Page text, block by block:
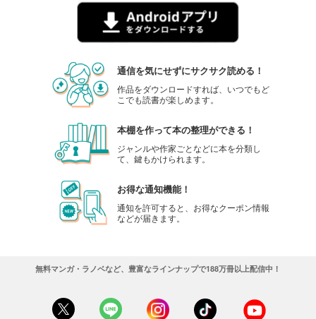
通信を気にせずにサクサク読める！
作品をダウンロードすれば、いつでもど
こでも読書が楽しめます。
本棚を作って本の整理ができる！
ジャンルや作家ごとなどに本を分類し
て、鍵もかけられます。
お得な通知機能！
通知を許可すると、お得なクーポン情報
などが届きます。
無料マンガ・ラノベなど、豊富なラインナップで188万冊以上配信中！